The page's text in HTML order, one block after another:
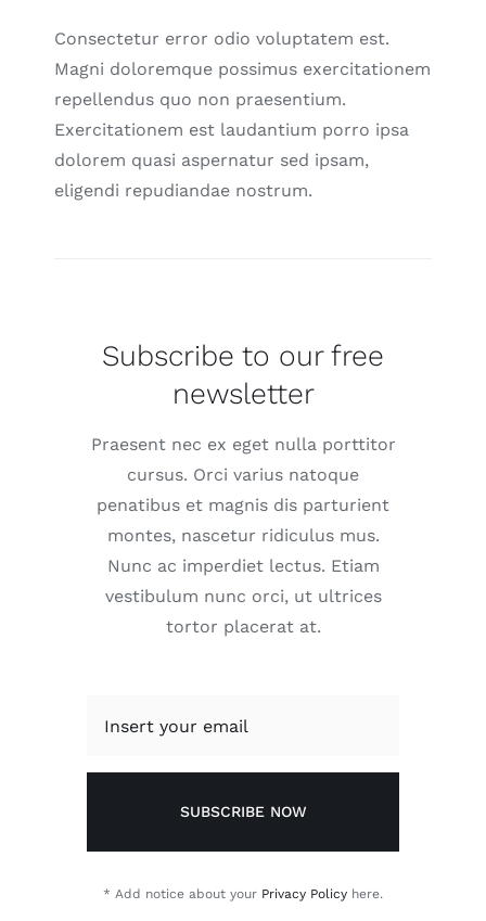
Consectetur error odio voluptatem est.
Magni doloremque possimus exercitationem
repellendus quo non praesentium.
Exercitationem est laudantium porro ipsa
dolorem quasi aspernatur sed ipsam,
eligendi repudiandae nostrum.
Subscribe to our free
newsletter
Praesent nec ex eget nulla porttitor
cursus. Orci varius natoque
penatibus et magnis dis parturient
montes, nascetur ridiculus mus.
Nunc ac imperdiet lectus. Etiam
vestibulum nunc orci, ut ultrices
tortor placerat at.
SUBSCRIBE NOW
* Add notice about your Privacy Policy here.